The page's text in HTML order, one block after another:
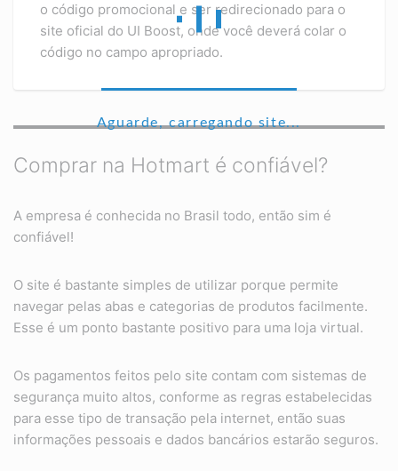
Aguarde, carregando site...
o código promocional e ser redirecionado para o
site oficial do UI Boost, onde você deverá colar o
código no campo apropriado.
Comprar na Hotmart é confiável?
A empresa é conhecida no Brasil todo, então sim é
confiável!
O site é bastante simples de utilizar porque permite
navegar pelas abas e categorias de produtos facilmente.
Esse é um ponto bastante positivo para uma loja virtual.
Os pagamentos feitos pelo site contam com sistemas de
segurança muito altos, conforme as regras estabelecidas
para esse tipo de transação pela internet, então suas
informações pessoais e dados bancários estarão seguros.